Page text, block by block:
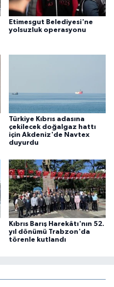
Etimesgut Belediyesi'ne
yolsuzluk operasyonu
Türkiye Kıbrıs adasına
çekilecek doğalgaz hattı
için Akdeniz'de Navtex
duyurdu
Kıbrıs Barış Harekâtı'nın 52.
yıl dönümü Trabzon'da
törenle kutlandı